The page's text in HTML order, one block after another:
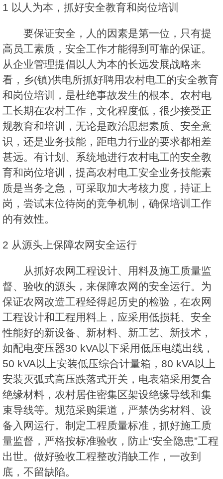
1 以人为本，抓好安全教育和岗位培训
要保证安全，人的因素是第一位，只有提
高员工素质，安全工作才能得到可靠的保证。
从企业管理提倡以人为本的长远发展战略来
看，乡(镇)供电所抓好聘用农村电工的安全教育
和岗位培训，是杜绝事故发生的根本。农村电
工长期在农村工作，文化程度低，很少接受正
规教育和培训，无论是政治思想素质、安全意
识，还是业务技能，距电力行业的要求都相差
甚远。有计划、系统地进行农村电工的安全教
育和岗位培训，提高农村电工安全业务技能素
质是当务之急，可采取加大考核力度，持证上
岗，尝试末位待岗的竞争机制，确保培训工作
的有效性。
2 从源头上保障农网安全运行
从抓好农网工程设计、用料及施工质量监
督、验收的源头，来保障农网的安全运行。为
保证农网改造工程经得起历史的检验，在农网
工程设计和工程用料上，应采用低损耗、安全
性能好的新设备、新材料、新工艺、新技术，
如配电变压器30 kVA以下采用低压电缆出线，
50 kVA以上安装低压综合计量箱，80 kVA以上
安装灭弧式高压跌落式开关，电表箱采用复合
绝缘材料，农村居住密集区架设绝缘导线和集
束导线等。规范采购渠道，严禁伪劣材料、设
备入网运行。制定工程质量标准，抓好施工质
量监督，严格按标准验收，防止“安全隐患”工程
出世。做好验收工程整改消缺工作，一改到
底，不留缺陷。